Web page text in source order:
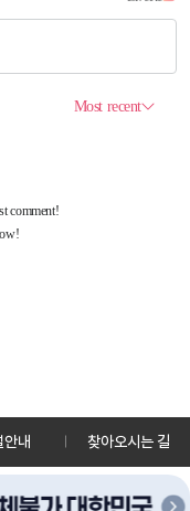
안내 찾아오시는 길
국정책방송원 KTV